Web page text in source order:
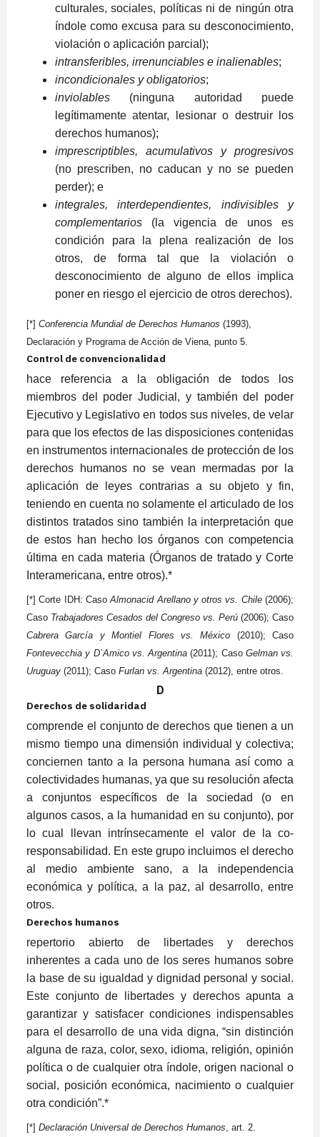
culturales, sociales, políticas ni de ningún otra
índole como excusa para su desconocimiento,
violación o aplicación parcial);
intransferibles, irrenunciables e inalienables;
incondicionales y obligatorios;
inviolables (ninguna autoridad puede
legítimamente atentar, lesionar o destruir los
derechos humanos);
imprescriptibles, acumulativos y progresivos
(no prescriben, no caducan y no se pueden
perder); e
integrales, interdependientes, indivisibles y
complementarios (la vigencia de unos es
condición para la plena realización de los
otros, de forma tal que la violación o
desconocimiento de alguno de ellos implica
poner en riesgo el ejercicio de otros derechos).
[*] Conferencia Mundial de Derechos Humanos (1993),
Declaración y Programa de Acción de Viena, punto 5.
Control de convencionalidad
hace referencia a la obligación de todos los
miembros del poder Judicial, y también del poder
Ejecutivo y Legislativo en todos sus niveles, de velar
para que los efectos de las disposiciones contenidas
en instrumentos internacionales de protección de los
derechos humanos no se vean mermadas por la
aplicación de leyes contrarias a su objeto y fin,
teniendo en cuenta no solamente el articulado de los
distintos tratados sino también la interpretación que
de estos han hecho los órganos con competencia
última en cada materia (Órganos de tratado y Corte
Interamericana, entre otros).*
[*] Corte IDH: CasoAlmonacid Arellano y otros vs. Chile(2006);
Caso Trabajadores Cesados del Congreso vs. Perú (2006); Caso
Cabrera García y Montiel Flores vs. México (2010); Caso
Fontevecchia y D`Amico vs. Argentina (2011); Caso Gelman vs.
Uruguay (2011); Caso Furlan vs. Argentina (2012), entre otros.
D
Derechos de solidaridad
comprende el conjunto de derechos que tienen a un
mismo tiempo una dimensión individual y colectiva;
conciernen tanto a la persona humana así como a
colectividades humanas, ya que su resolución afecta
a conjuntos específicos de la sociedad (o en
algunos casos, a la humanidad en su conjunto), por
lo cual llevan intrínsecamente el valor de la co-
responsabilidad. En este grupo incluimos el derecho
al medio ambiente sano, a la independencia
económica y política, a la paz, al desarrollo, entre
otros.
Derechos humanos
repertorio abierto de libertades y derechos
inherentes a cada uno de los seres humanos sobre
la base de su igualdad y dignidad personal y social.
Este conjunto de libertades y derechos apunta a
garantizar y satisfacer condiciones indispensables
para el desarrollo de una vida digna, “sin distinción
alguna de raza, color, sexo, idioma, religión, opinión
política o de cualquier otra índole, origen nacional o
social, posición económica, nacimiento o cualquier
otra condición”.*
[*] Declaración Universal de Derechos Humanos, art. 2.